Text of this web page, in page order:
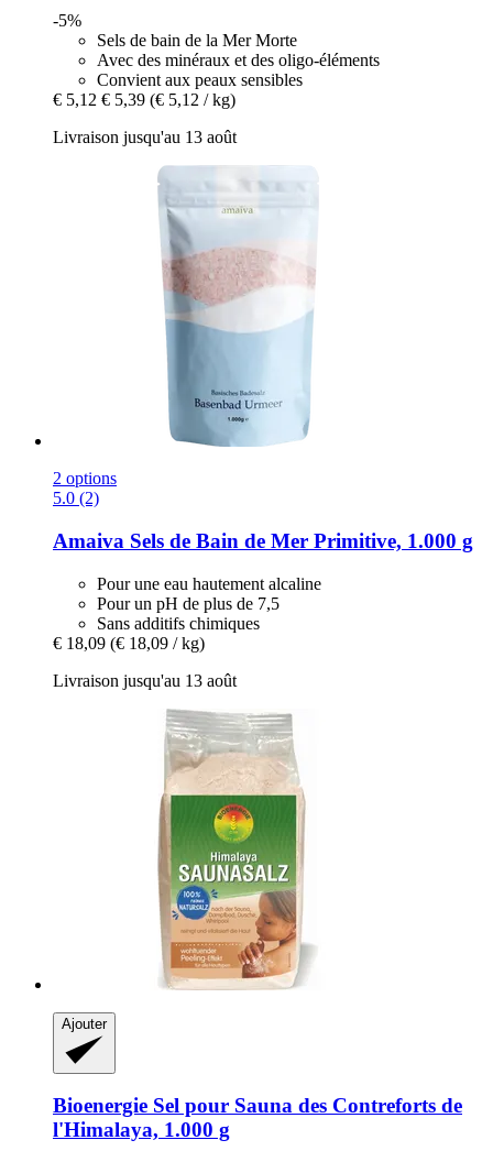
-5%
Sels de bain de la Mer Morte
Avec des minéraux et des oligo-éléments
Convient aux peaux sensibles
€ 5,12 € 5,39 (€ 5,12 / kg)
Livraison jusqu'au 13 août
2 options
5.0 (2)
Amaiva Sels de Bain de Mer Primitive, 1.000 g
Pour une eau hautement alcaline
Pour un pH de plus de 7,5
Sans additifs chimiques
€ 18,09 (€ 18,09 / kg)
Livraison jusqu'au 13 août
Ajouter
Bioenergie Sel pour Sauna des Contreforts de
l'Himalaya, 1.000 g